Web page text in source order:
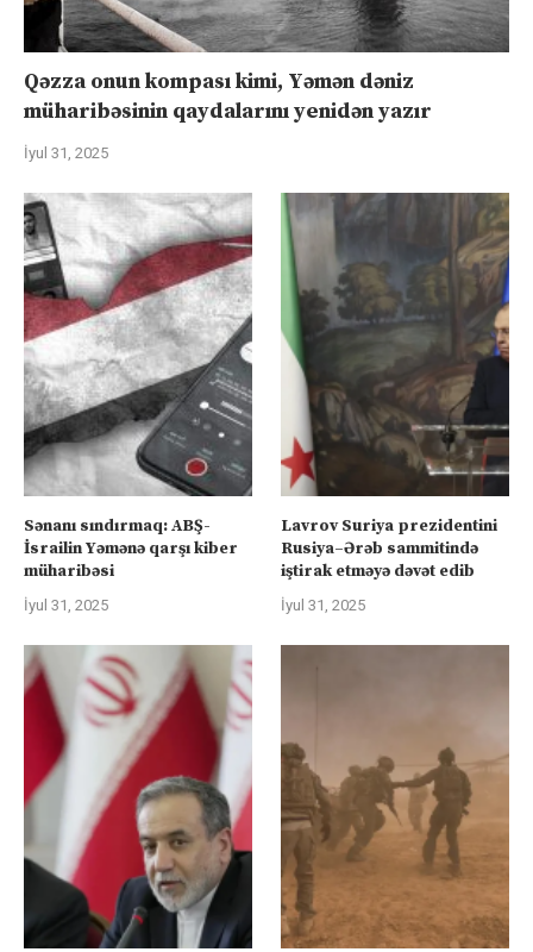
Qəzza onun kompası kimi, Yəmən dəniz
müharibəsinin qaydalarını yenidən yazır
İyul 31, 2025
Sənanı sındırmaq: ABŞ-
İsrailin Yəmənə qarşı kiber
müharibəsi
İyul 31, 2025
Lavrov Suriya prezidentini
Rusiya–Ərəb sammitində
iştirak etməyə dəvət edib
İyul 31, 2025